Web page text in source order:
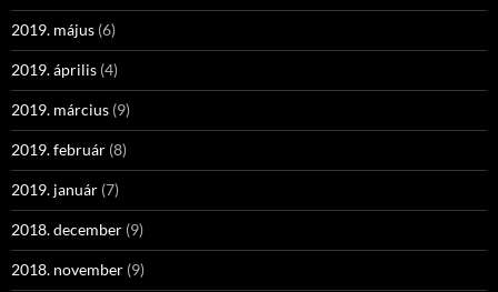
2019. május (6)
2019. április (4)
2019. március (9)
2019. február (8)
2019. január (7)
2018. december (9)
2018. november (9)